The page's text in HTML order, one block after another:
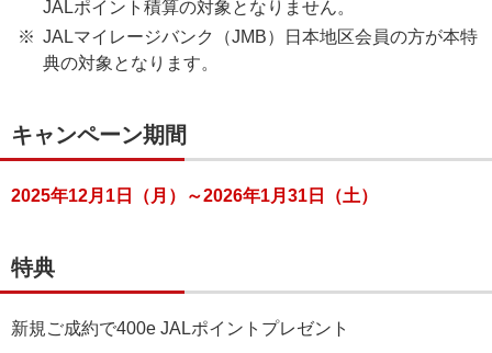
JALポイント積算の対象となりません。
JALマイレージバンク（JMB）日本地区会員の方が本特
典の対象となります。
キャンペーン期間
2025年12月1日（月）～2026年1月31日（土）
特典
新規ご成約で400e JALポイントプレゼント